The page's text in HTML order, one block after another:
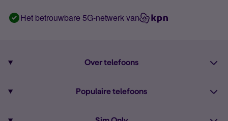
Het betrouwbare 5G-netwerk van
Over telefoons
Populaire telefoons